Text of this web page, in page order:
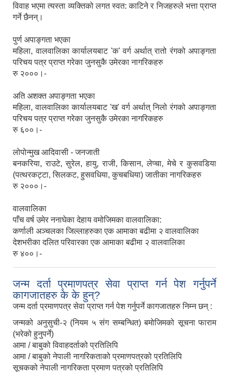
विवाह भएमा त्यस्ता व्यक्तिको लगत स्वत: काटिने र निजहरुले भत्ता प्राप्त
गर्ने छैनन्।
पुर्ण अपाङ्गता भएका
महिला, वालवालिका कार्यालयबाट 'क' वर्ग अर्थात् रातो रंगको अपाङ्गता
परिचय पत्र प्राप्त गरेका जुनसुकै उमेरका नागरिकहरु
रु २०००।-
अति अशक्त अपाङ्गता भएका
महिला, वालवालिका कार्यालयबाट 'ख' वर्ग अर्थात् निलो रंगको अपाङ्गता
परिचय पत्र प्राप्त गरेका जुनसुकै उमेरका नागरिकहरु
रु ६००।-
लोपोन्मुख आदिवासी - जनजाती
बनकरिया, राउटे, सुरेल, हायु, राजी, किसान, लेप्चा, मेचे र कुसवडिया
(पत्थरकट्टा, सिलकट, हुसवधिया, कुचबधिया) जातीका नागरिकहरु
रु २०००।-
वालवालिका
पाँच वर्ष उमेर ननाघेका देहाय वमोजिमका वालवालिका:
कर्णाली अञ्चलका जिल्लाहरुका एक आमाका बढीमा २ वालवालिका
देशभरीका दलित परिवारका एक आमाका बढीमा २ वालवालिका
रु ४००।-
जन्म दर्ता प्रमाणपत्र सेवा प्राप्त गर्न पेश गर्नुपर्ने
कागजातहरु के के हुन्?
जन्म दर्ता प्रमाणपत्र सेवा प्राप्त गर्न पेश गर्नुपर्ने कागजातहरु निम्न छन् :
जन्मको अनुसुची-२ (नियम ५ संग सम्बन्धित) बमोजिमको सूचना फाराम
(भरेको हुनुपर्ने)
आमा / बाबुको विवाहदर्ताको प्रतिलिपि
आमा / बाबुको नेपाली नागरिकताको प्रमाणपत्रको प्रतिलिपि
सूचकको नेपाली नागरिकता प्रमाण पत्रको प्रतिलिपि